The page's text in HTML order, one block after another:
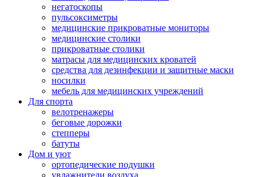
негатоскопы
пульсоксиметры
медицинские прикроватные мониторы
медицинские столики
прикроватные столики
матрасы для медицинских кроватей
средства для дезинфекции и защитные маски
носилки
мебель для медицинских учреждений
Для спорта
велотренажеры
беговые дорожки
степперы
батуты
Дом и уют
ортопедические подушки
увлажнители воздуха